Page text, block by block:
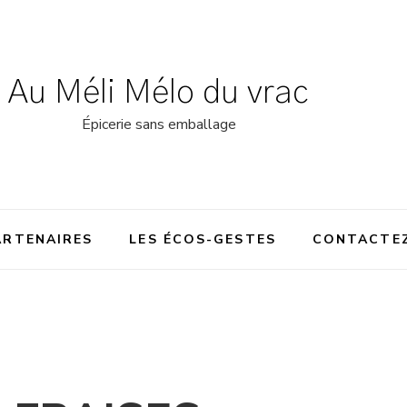
Au Méli Mélo du vrac
Épicerie sans emballage
LES ÉCOS-GESTES